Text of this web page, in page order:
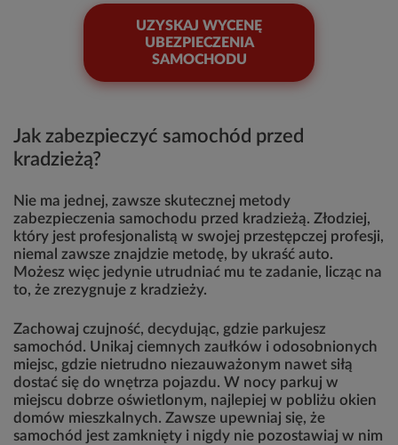
UZYSKAJ WYCENĘ
UBEZPIECZENIA
SAMOCHODU
Jak zabezpieczyć samochód przed
kradzieżą?
Nie ma jednej, zawsze skutecznej metody
zabezpieczenia samochodu przed kradzieżą. Złodziej,
który jest profesjonalistą w swojej przestępczej profesji,
niemal zawsze znajdzie metodę, by ukraść auto.
Możesz więc jedynie utrudniać mu te zadanie, licząc na
to, że zrezygnuje z kradzieży.
Zachowaj czujność, decydując, gdzie parkujesz
samochód. Unikaj ciemnych zaułków i odosobnionych
miejsc, gdzie nietrudno niezauważonym nawet siłą
dostać się do wnętrza pojazdu. W nocy parkuj w
miejscu dobrze oświetlonym, najlepiej w pobliżu okien
domów mieszkalnych. Zawsze upewniaj się, że
samochód jest zamknięty i nigdy nie pozostawiaj w nim